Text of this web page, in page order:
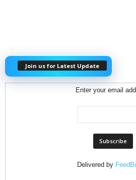
Join us for Latest Update
Enter your email
Delivered by